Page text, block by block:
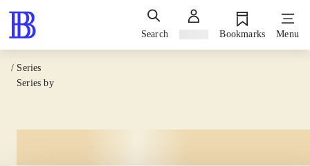
Search Bookmarks Menu
/ Series
Series by